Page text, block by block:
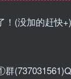
！(没加的赶快